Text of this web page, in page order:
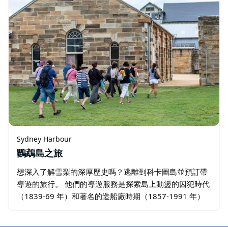
Sydney Harbour
鸚鵡島之旅
想深入了解雪梨的深厚歷史嗎？逃離到科卡圖島並預訂帶
導遊的旅行。 他們的導遊服務是探索島上動盪的囚犯時代
（1839-69 年）和著名的造船廠時期（1857-1991 年）